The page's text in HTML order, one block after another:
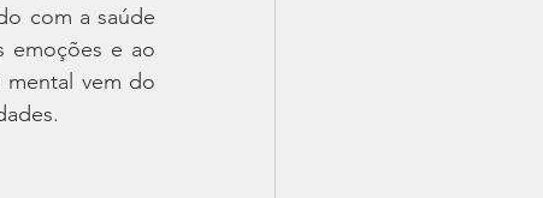
com a saúde
emoções e ao
vem do